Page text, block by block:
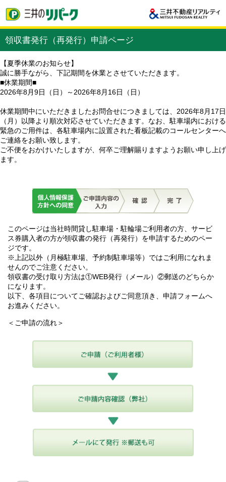
領収書発行（再発行）申請ページ
【夏季休業のお知らせ】
誠に勝手ながら、下記期間を休業とさせていただきます。
■休業期間■
2026年8月9日（日）～2026年8月16日（日）
休業期間中にいただきましたお問合せにつきましては、2026年8月17日
（月）以降より順次対応させていただきます。なお、駐車場内における
緊急のご用件は、各駐車場内に設置された看板記載のコールセンターへ
ご連絡をお願い致します。
ご不便をおかけいたしますが、何卒ご理解賜りますようお願い申し上げ
ます。
このページは当社時間貸し駐車場・駐輪場ご利用者の方、サービ
ス券購入者の方が領収書の発行（再発行）を申請するためのペー
ジです。
※上記以外（月極駐車場、予約制駐車場等）ではご利用になれま
せんのでご注意ください。
領収書の受け取り方法は①WEB発行（メール）②郵送のどちらか
になります。
以下、各項目についてご確認およびご同意頂き、申請フォームへ
お進みください。
＜ご申請の流れ＞